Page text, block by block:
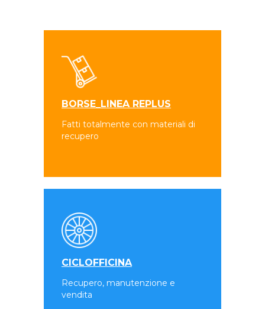
BORSE_LINEA REPLUS
Fatti totalmente con materiali di
recupero
CICLOFFICINA
Recupero, manutenzione e
vendita